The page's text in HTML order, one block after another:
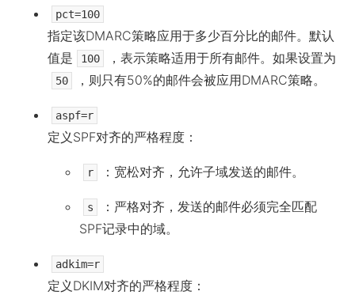
pct=100
指定该DMARC策略应用于多少百分比的邮件。默认
值是
100 ，表示策略适用于所有邮件。如果设置为
50 ，则只有50%的邮件会被应用DMARC策略。
aspf=r
定义SPF对齐的严格程度：
r ：宽松对齐，允许子域发送的邮件。
s
：严格对齐，发送的邮件必须完全匹配
SPF记录中的域。
adkim=r
定义DKIM对齐的严格程度：